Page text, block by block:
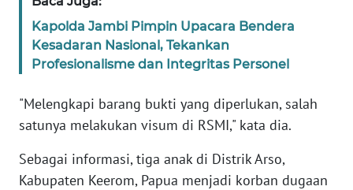
Kapolda Jambi Pimpin Upacara Bendera
Kesadaran Nasional, Tekankan
Profesionalisme dan Integritas Personel
"Melengkapi barang bukti yang diperlukan, salah
satunya melakukan visum di RSMI," kata dia.
Sebagai informasi, tiga anak di Distrik Arso,
Kabupaten Keerom, Papua menjadi korban dugaan
WN
SUMUT
WN
JABAR